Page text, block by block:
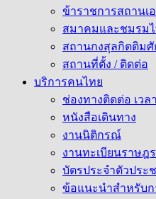
ข้าราชการสถานเ
สมาคมและชมรมไ
สถานกงสุลกิตติม
สถานที่ตั้ง / ติดต่อ
บริการคนไทย
ช่องทางติดต่อ เว
หนังสือเดินทาง
งานนิติกรณ์
งานทะเบียนราษฎ
บัตรประจำตัวประ
ข้อแนะนำสำหรับก